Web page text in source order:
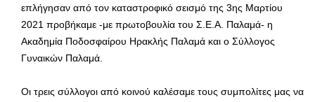
επλήγησαν από τον καταστροφικό σεισμό της 3ης Μαρτίου
2021 προβήκαμε -με πρωτοβουλία του Σ.Ε.Α. Παλαμά- η
Ακαδημία Ποδοσφαίρου Ηρακλής Παλαμά και ο Σύλλογος
Γυναικών Παλαμά.
Οι τρεις σύλλογοι από κοινού καλέσαμε τους συμπολίτες μας να